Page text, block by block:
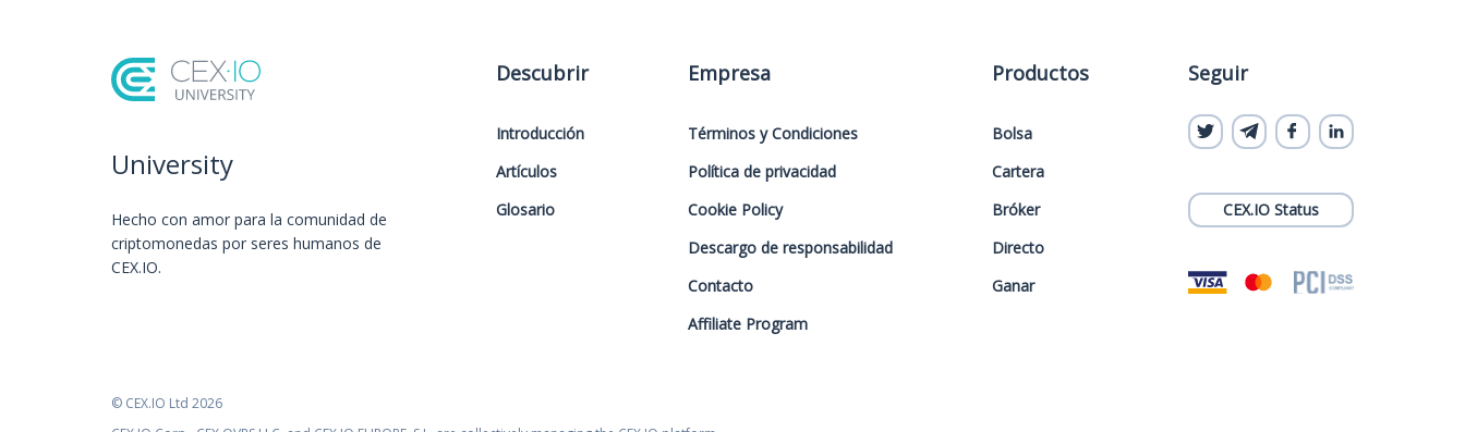
University
Hecho con amor️ para la comunidad de
criptomonedas por seres humanos de
CEX.IO.
Descubrir
Introducción
Artículos
Glosario
Empresa
Términos y Condiciones
Política de privacidad
Cookie Policy
Descargo de responsabilidad
Contacto
Affiliate Program
Productos
Bolsa
Cartera
Bróker
Directo
Ganar
Seguir
CEX.IO Status
© CEX.IO Ltd 2026